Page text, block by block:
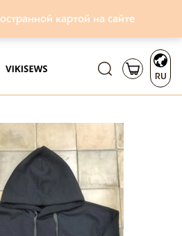
картой на сайте
RU